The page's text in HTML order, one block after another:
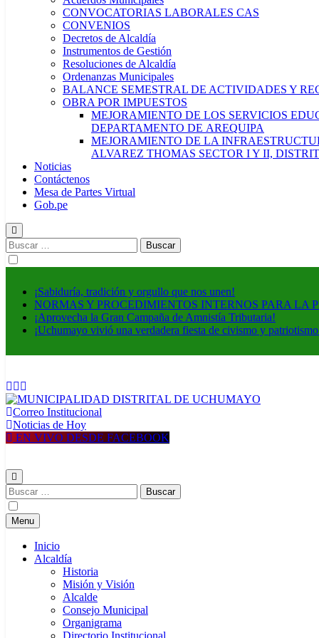
CONVOCATORIAS LABORALES CAS
CONVENIOS
Decretos de Alcaldía
Instrumentos de Gestión
Resoluciones de Alcaldía
Ordenanzas Municipales
BALANCE SEMESTRAL DE ACTIVIDADES Y
OBRA POR IMPUESTOS
MEJORAMIENTO DE LOS SERVICIOS
DEPARTAMENTO DE AREQUIPA
MEJORAMIENTO DE LA
ALVAREZ THOMAS SECTOR I Y II,
Noticias
Contáctenos
Mesa de Partes Virtual
Gob.pe
Buscar:
¡Sabiduría, tradición y orgullo que nos unen!
NORMAS Y PROCEDIMIENTOS INTERNOS PARA
¡Aprovecha la Gran Campaña de Amnistía Tributaria!
¡Uchumayo vivió una verdadera fiesta de civismo y
MUNICIPALIDAD DISTRITAL DE UCHUMAYO
Construyendo una nueva Historia
Correo Institucional
Noticias de Hoy
EN VIVO DESDE FACEBOOK
Buscar:
Menu
Inicio
Alcaldía
Historia
Misión y Visión
Alcalde
Consejo Municipal
Organigrama
Directorio Institucional